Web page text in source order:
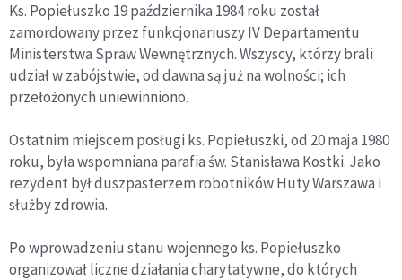
Ks. Popiełuszko 19 października 1984 roku został
zamordowany przez funkcjonariuszy IV Departamentu
Ministerstwa Spraw Wewnętrznych. Wszyscy, którzy brali
udział w zabójstwie, od dawna są już na wolności; ich
przełożonych uniewinniono.
Ostatnim miejscem posługi ks. Popiełuszki, od 20 maja 1980
roku, była wspomniana parafia św. Stanisława Kostki. Jako
rezydent był duszpasterzem robotników Huty Warszawa i
służby zdrowia.
Po wprowadzeniu stanu wojennego ks. Popiełuszko
organizował liczne działania charytatywne, do których